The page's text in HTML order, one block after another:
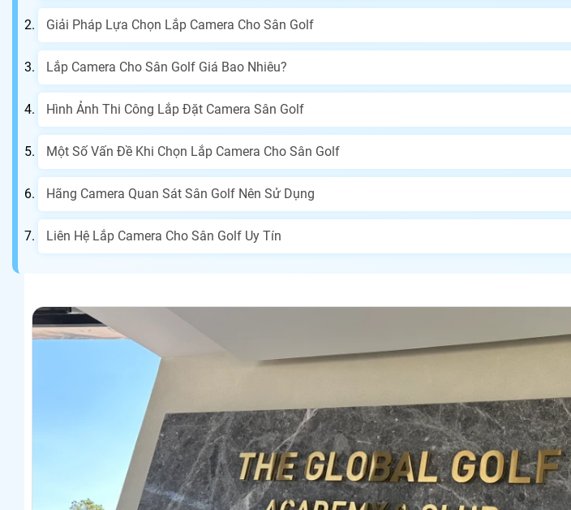
Giải Pháp Lựa Chọn Lắp Camera Cho Sân Golf
Lắp Camera Cho Sân Golf Giá Bao Nhiêu?
Hình Ảnh Thi Công Lắp Đặt Camera Sân Golf
Một Số Vấn Đề Khi Chọn Lắp Camera Cho Sân Golf
Hãng Camera Quan Sát Sân Golf Nên Sử Dụng
Liên Hệ Lắp Camera Cho Sân Golf Uy Tín